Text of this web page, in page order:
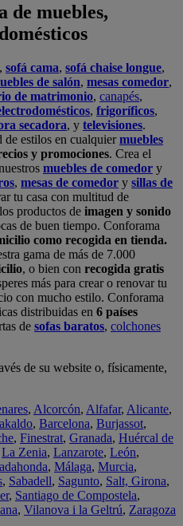
de muebles,
, sofá cama, sofá chaise longue,
de salón, mesas comedor,
de matrimonio, canapés,
, frigoríficos,
secadora, y televisiones.
de estilos en cualquiermuebles
y promociones. Crea el
muebles de comedor y
, mesas de comedor y sillas de
tu casa con multitud de
productos de imagen y sonido
de buen tiempo. Conforama
como recogida en tienda.
gama de más de 7.000
, o bien con recogida gratis
más para crear o renovar tu
con mucho estilo. Conforama
distribuidas en 6 países
de sofas baratos, colchones
de su website o, físicamente,
, Alcorcón, Alfafar, Alicante,
, Barcelona, Burjassot,
, Finestrat, Granada, Huércal de
La Zenia, Lanzarote, León,
, Málaga, Murcia,
, Sabadell, Sagunto, Salt, Girona,
, Santiago de Compostela,
, Vilanova i la Geltrú, Zaragoza